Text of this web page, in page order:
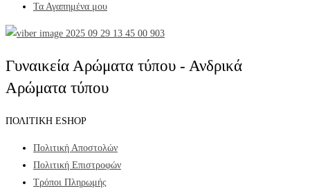
Τα Αγαπημένα μου
Γυναικεία Αρώματα τύπου - Ανδρικά
Αρώματα τύπου
ΠΟΛΙΤΙΚΗ ESHOP
Πολιτική Αποστολών
Πολιτική Επιστροφών
Τρόποι Πληρωμής